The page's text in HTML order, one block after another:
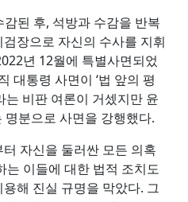
된 후, 석방과 수감을 반복
장으로 자신의 수사를 지휘
년 12월에 특별사면되었
대통령 사면이 ‘법 앞의 평
는 비판 여론이 거셌지만 윤
명분으로 사면을 강행했다.
자신을 둘러싼 모든 의혹
는 이들에 대한 법적 조치도
해 진실 규명을 막았다. 그